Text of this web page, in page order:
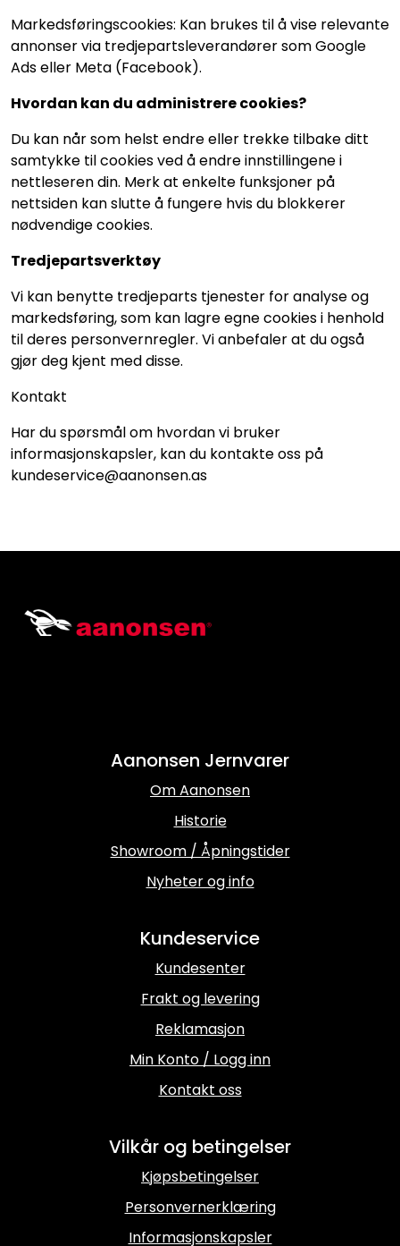
Markedsføringscookies: Kan brukes til å vise relevante
annonser via tredjepartsleverandører som Google
Ads eller Meta (Facebook).
Hvordan kan du administrere cookies?
Du kan når som helst endre eller trekke tilbake ditt
samtykke til cookies ved å endre innstillingene i
nettleseren din. Merk at enkelte funksjoner på
nettsiden kan slutte å fungere hvis du blokkerer
nødvendige cookies.
Tredjepartsverktøy
Vi kan benytte tredjeparts tjenester for analyse og
markedsføring, som kan lagre egne cookies i henhold
til deres personvernregler. Vi anbefaler at du også
gjør deg kjent med disse.
Kontakt
Har du spørsmål om hvordan vi bruker
informasjonskapsler, kan du kontakte oss på
kundeservice@aanonsen.as
Aanonsen Jernvarer
Om Aanonsen
Historie
Showroom / Åpningstider
Nyheter og info
Kundeservice
Kundesenter
Frakt og levering
Reklamasjon
Min Konto / Logg inn
Kontakt oss
Vilkår og betingelser
Kjøpsbetingelser
Personvernerklæring
Informasjonskapsler